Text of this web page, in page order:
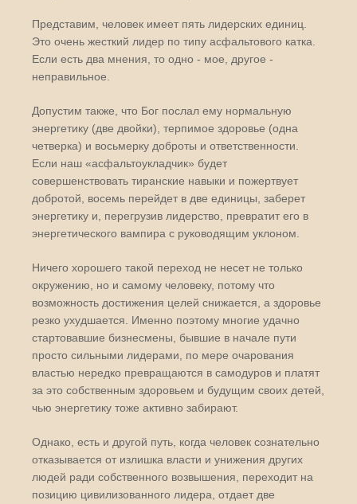
Представим, человек имеет пять лидерских единиц.
Это очень жесткий лидер по типу асфальтового катка.
Если есть два мнения, то одно - мое, другое -
неправильное.
Допустим также, что Бог послал ему нормальную
энергетику (две двойки), терпимое здоровье (одна
четверка) и восьмерку доброты и ответственности.
Если наш «асфальтоукладчик» будет
совершенствовать тиранские навыки и пожертвует
добротой, восемь перейдет в две единицы, заберет
энергетику и, перегрузив лидерство, превратит его в
энергетического вампира с руководящим уклоном.
Ничего хорошего такой переход не несет не только
окружению, но и самому человеку, потому что
возможность достижения целей снижается, а здоровье
резко ухудшается. Именно поэтому многие удачно
стартовавшие бизнесмены, бывшие в начале пути
просто сильными лидерами, по мере очарования
властью нередко превращаются в самодуров и платят
за это собственным здоровьем и будущим своих детей,
чью энергетику тоже активно забирают.
Однако, есть и другой путь, когда человек сознательно
отказывается от излишка власти и унижения других
людей ради собственного возвышения, переходит на
позицию цивилизованного лидера, отдает две